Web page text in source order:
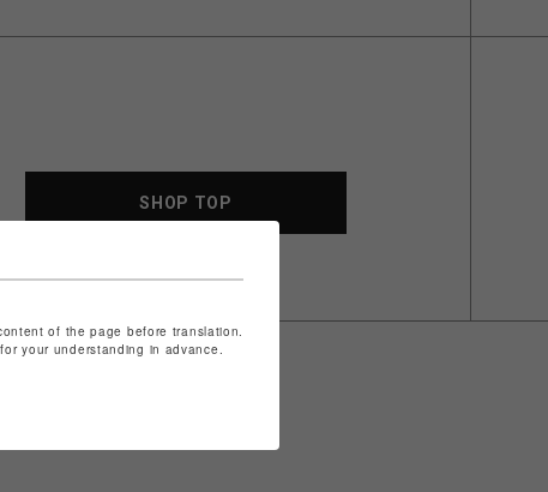
SHOP TOP
of the page before translation.
your understanding in advance.